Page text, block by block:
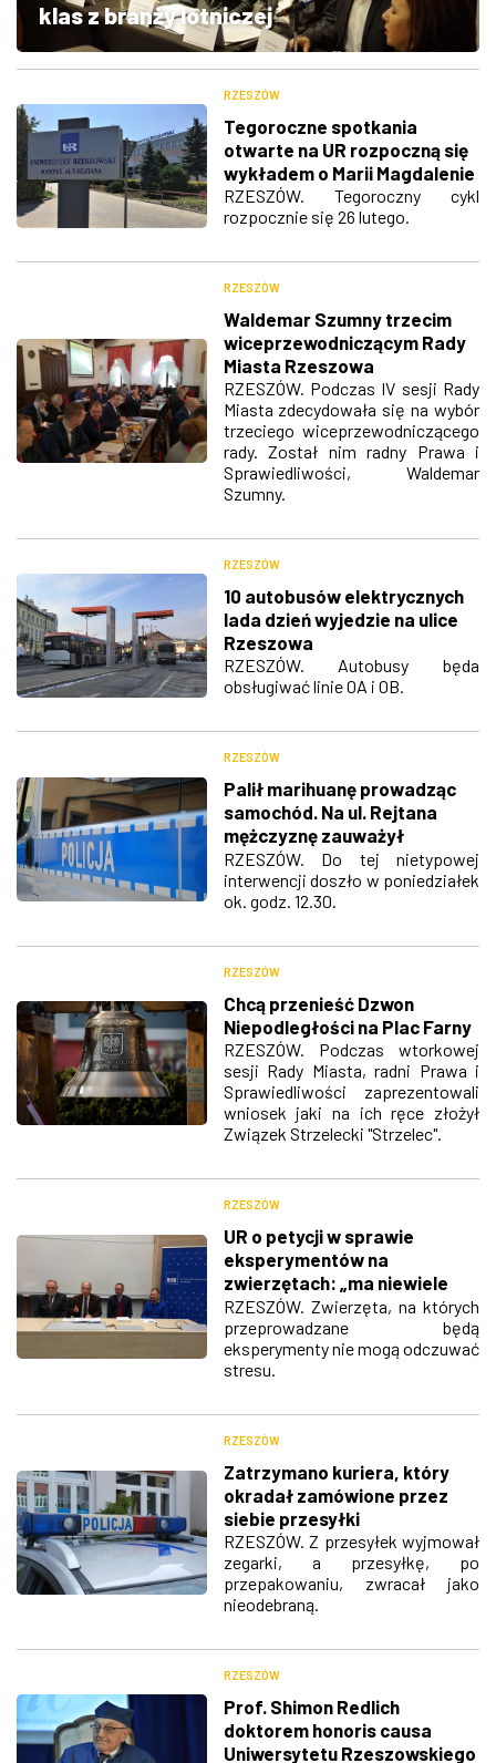
klas z branży lotniczej
RZESZÓW
Tegoroczne spotkania
otwarte na UR rozpoczną się
wykładem o Marii Magdalenie
RZESZÓW. Tegoroczny cykl
rozpocznie się 26 lutego.
RZESZÓW
Waldemar Szumny trzecim
wiceprzewodniczącym Rady
Miasta Rzeszowa
RZESZÓW. Podczas IV sesji Rady
Miasta zdecydowała się na wybór
trzeciego wiceprzewodniczącego
rady. Został nim radny Prawa i
Sprawiedliwości, Waldemar
Szumny.
RZESZÓW
10 autobusów elektrycznych
lada dzień wyjedzie na ulice
Rzeszowa
RZESZÓW. Autobusy będa
obsługiwać linie 0A i 0B.
RZESZÓW
Palił marihuanę prowadząc
samochód. Na ul. Rejtana
mężczyznę zauważył
policjant
RZESZÓW. Do tej nietypowej
interwencji doszło w poniedziałek
ok. godz. 12.30.
RZESZÓW
Chcą przenieść Dzwon
Niepodległości na Plac Farny
RZESZÓW. Podczas wtorkowej
sesji Rady Miasta, radni Prawa i
Sprawiedliwości zaprezentowali
wniosek jaki na ich ręce złożył
Związek Strzelecki "Strzelec".
RZESZÓW
UR o petycji w sprawie
eksperymentów na
zwierzętach: „ma niewiele
wspólnego z
rzeczywistością”
RZESZÓW. Zwierzęta, na których
przeprowadzane będą
eksperymenty nie mogą odczuwać
stresu.
RZESZÓW
Zatrzymano kuriera, który
okradał zamówione przez
siebie przesyłki
RZESZÓW. Z przesyłek wyjmował
zegarki, a przesyłkę, po
przepakowaniu, zwracał jako
nieodebraną.
RZESZÓW
Prof. Shimon Redlich
doktorem honoris causa
Uniwersytetu Rzeszowskiego